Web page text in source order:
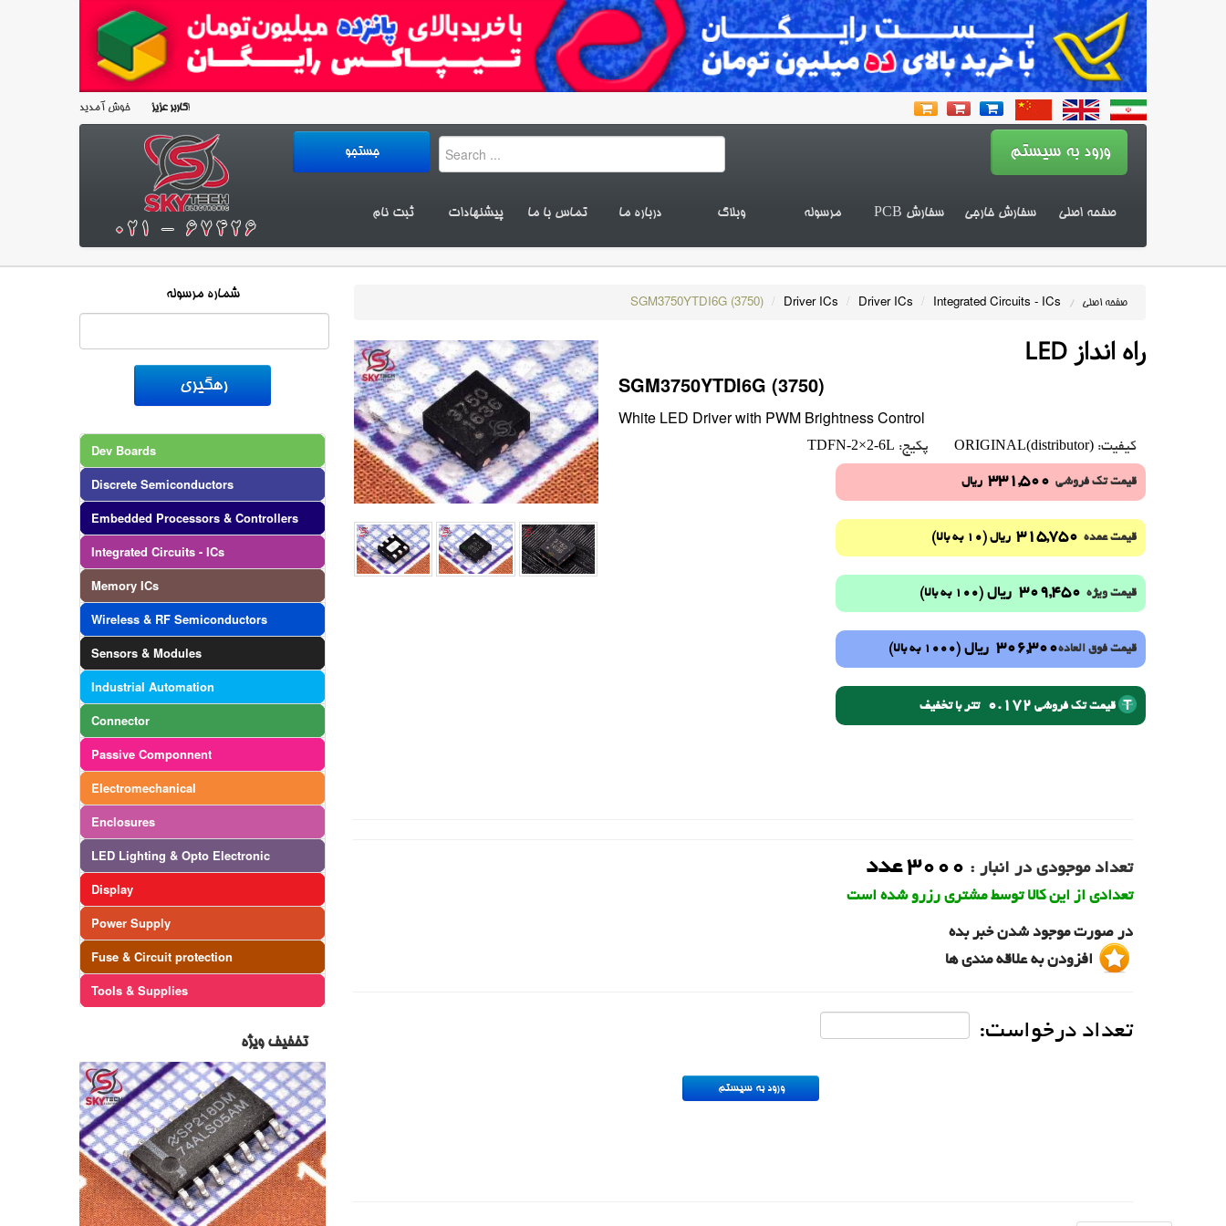
کاربر عزیزخوش آمدید!
صفحه اصلی سفارش خارجی سفارش PCB مرسوله وبلاگ درباره ما تماس با ما پیشنهادات ثبت نام
شماره مرسوله
Dev Boards
Discrete Semiconductors
Embedded Processors & Controllers
Integrated Circuits - ICs
Memory ICs
Wireless & RF Semiconductors
Sensors & Modules
Industrial Automation
Connector
Passive Componnent
Electromechanical
Enclosures
LED Lighting & Opto Electronic
Display
Power Supply
Fuse & Circuit protection
Tools & Supplies
تخفیف ویژه
صفحه اصلی /
Integrated Circuits - ICs
/
Driver ICs
/
Driver ICs
/
SGM3750YTDI6G (3750)
راه انداز LED
SGM3750YTDI6G (3750)
White LED Driver with PWM Brightness Control
کیفیت: ORIGINAL(distributor) پکیج: TDFN-2×2-6L
قیمت تک فروشی 331,500 ریال
قیمت عمده 315,750 ریال (10 به بالا)
قیمت ویژه 309,450 ریال (100 به بالا)
قیمت فوق العاده306,300 ریال (1000 به بالا)
قیمت تک فروشی 0.172 تتر با تخفیف
تعداد موجودی در انبار : 3000عدد
تعدادی از این کالا توسط مشتری رزرو شده است
در صورت موجود شدن خبر بده
افزودن به علاقه مندی ها
تعداد درخواست: